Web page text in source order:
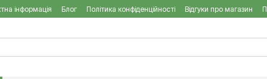
інформація Блог Політика конфіденційності Відгуки про магазин